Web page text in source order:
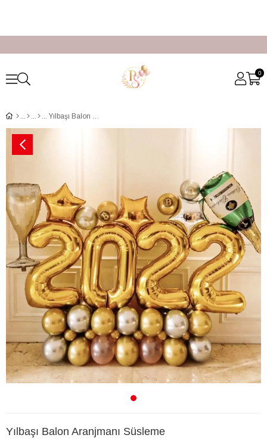
0
Yılbaşı Balon Aranjmanı Süsleme
Yılbaşı Balon Aranjmanı Süsleme